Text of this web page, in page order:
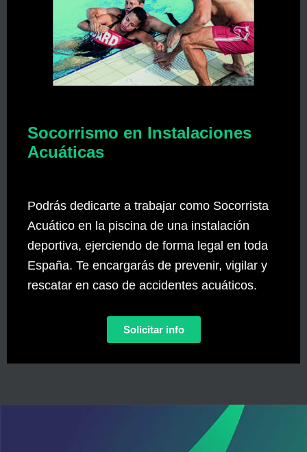
Socorrismo en Instalaciones
Acuáticas
Podrás dedicarte a trabajar como Socorrista
Acuático en la piscina de una instalación
deportiva, ejerciendo de forma legal en toda
España. Te encargarás de prevenir, vigilar y
rescatar en caso de accidentes acuáticos.
Solicitar info